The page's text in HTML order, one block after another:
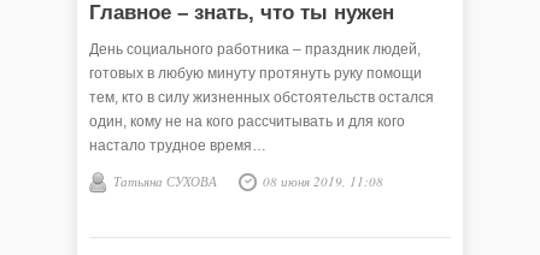
Главное – знать, что ты нужен
День социального работника – праздник людей,
готовых в любую минуту протянуть руку помощи
тем, кто в силу жизненных обстоятельств остался
один, кому не на кого рассчитывать и для кого
настало трудное время…
Татьяна СУХОВА 08 июня 2019, 11:08